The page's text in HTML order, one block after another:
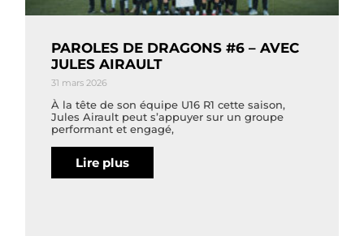
PAROLES DE DRAGONS #6 – AVEC
JULES AIRAULT
31 mars 2026
À la tête de son équipe U16 R1 cette saison,
Jules Airault peut s’appuyer sur un groupe
performant et engagé,
Lire plus